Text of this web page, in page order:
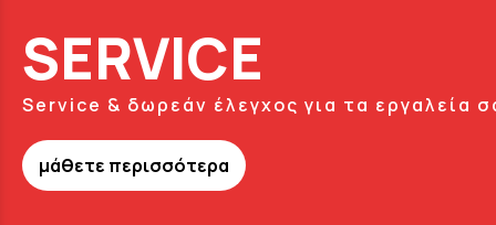
SERVICE
Service & δωρεάν έλεγχος για τα εργαλεία
μάθετε περισσότερα